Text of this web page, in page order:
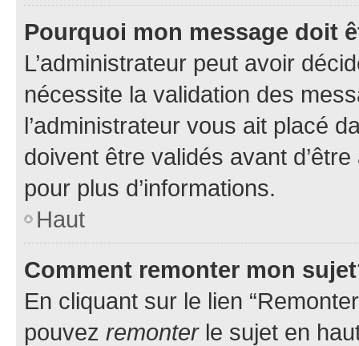
Pourquoi mon message doit
L’administrateur peut avoir
nécessite la validation des
l’administrateur vous ait placé
doivent être validés avant
pour plus d’informations.
Haut
Comment remonter mon
En cliquant sur le lien
pouvez remonterle sujet en